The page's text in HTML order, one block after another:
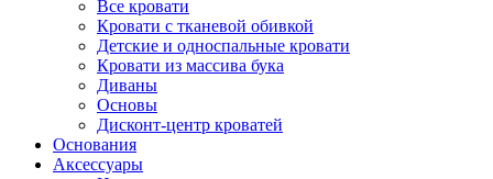
Все кровати
Кровати с тканевой обивкой
Детские и односпальные кровати
Кровати из массива бука
Диваны
Основы
Дисконт-центр кроватей
Основания
Аксессуары